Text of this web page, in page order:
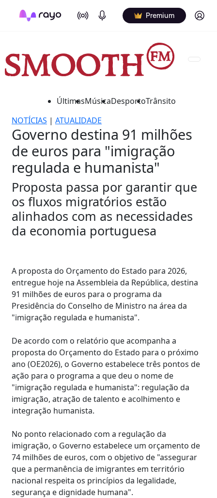
On Air Podcasts Premium Log in
ÚltimasMúsicaDesportoTrânsito
NOTÍCIAS | ATUALIDADE
Governo destina 91 milhões
de euros para "imigração
regulada e humanista"
Proposta passa por garantir que
os fluxos migratórios estão
alinhados com as necessidades
da economia portuguesa
A proposta do Orçamento do Estado para 2026,
entregue hoje na Assembleia da República, destina
91 milhões de euros para o programa da
Presidência do Conselho de Ministro na área da
"imigração regulada e humanista".
De acordo com o relatório que acompanha a
proposta do Orçamento do Estado para o próximo
ano (OE2026), o Governo estabelece três pontos de
ação para o programa a que deu o nome de
"imigração regulada e humanista": regulação da
imigração, atração de talento e acolhimento e
integração humanista.
No ponto relacionado com a regulação da
imigração, o Governo estabelece um orçamento de
74 milhões de euros, com o objetivo de "assegurar
que a permanência de imigrantes em território
nacional respeita os princípios da legalidade,
segurança e dignidade humana".